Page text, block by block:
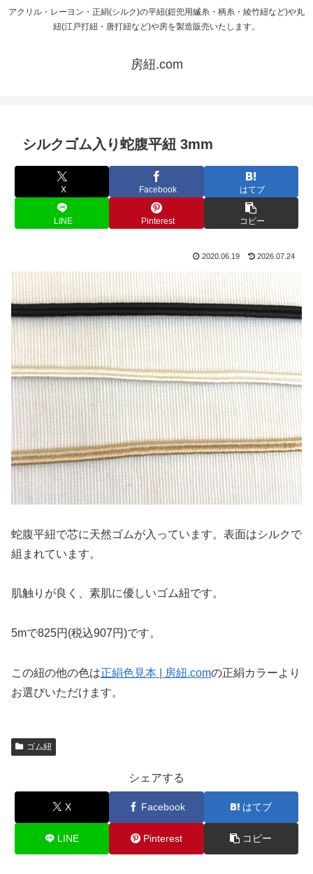
アクリル・レーヨン・正絹(シルク)の平紐(鎧兜用縅糸・柄糸・綾竹紐など)や丸
紐(江戸打紐・唐打紐など)や房を製造販売いたします。
房紐.com
シルクゴム入り蛇腹平紐 3mm
X Facebook はてブ
LINE Pinterest コピー
2020.06.19 2026.07.24
蛇腹平紐で芯に天然ゴムが入っています。表面はシルクで
組まれています。
肌触りが良く、素肌に優しいゴム紐です。
5mで825円(税込907円)です。
この紐の他の色は正絹色見本 | 房紐.comの正絹カラーより
お選びいただけます。
ゴム紐
シェアする
X Facebook はてブ
LINE Pinterest コピー